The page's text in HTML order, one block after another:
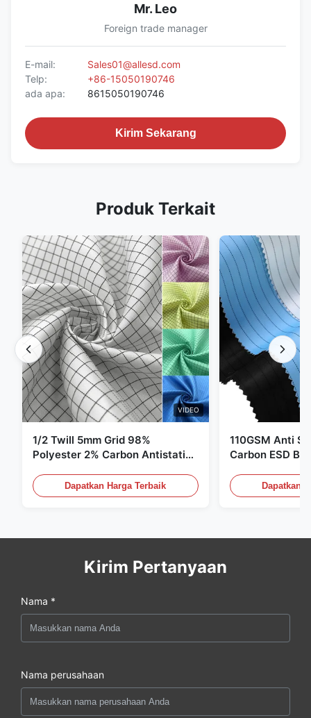
Mr. Leo
Foreign trade manager
E-mail:
Sales01@allesd.com
Telp:
+86-15050190746
ada apa:
8615050190746
Kirim Sekarang
Produk Terkait
VIDEO
1/2 Twill 5mm Grid 98%
Polyester 2% Carbon Antistatic
Dapatkan Harga Terbaik
110GSM Anti
Carbon ESD
Dapatkan
Kirim Pertanyaan
Nama *
Nama perusahaan